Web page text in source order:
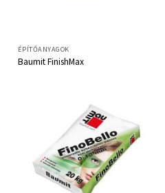
ÉPÍTŐANYAGOK
Baumit FinishMax